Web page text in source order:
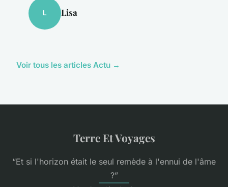
L Lisa
Voir tous les articles Actu →
Terre Et Voyages
“Et si l'horizon était le seul remède à l'ennui de l'âme
?”